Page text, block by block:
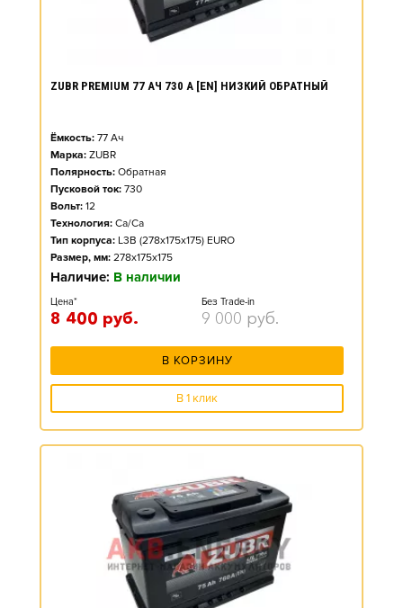
ZUBR PREMIUM 77 АЧ 730 А [EN] НИЗКИЙ ОБРАТНЫЙ
Ёмкость: 77 Ач
Марка: ZUBR
Полярность: Обратная
Пусковой ток: 730
Вольт: 12
Технология: Ca/Ca
Тип корпуса: L3B (278x175x175) EURO
Размер, мм: 278x175x175
Наличие: В наличии
Цена*
8 400 руб.
Без Trade-in
9 000 руб.
В КОРЗИНУ
В 1 клик